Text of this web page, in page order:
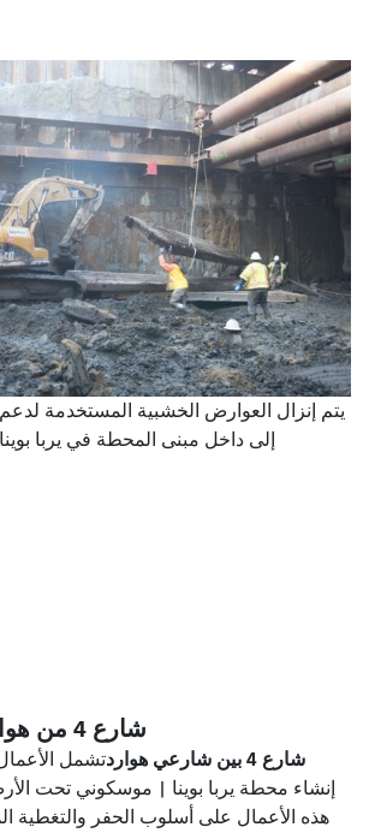
يتم إنزال العوارض الخشبية المستخدمة لدعم
إلى داخل مبنى المحطة في يربا
شارع 4 من هوارد إلى فولسوم
تشملشارع 4 بين شارعي هوارد
إنشاء محطة يربا بوينا | موسكوني تحت
هذه الأعمال على أسلوب الحفر والتغطية